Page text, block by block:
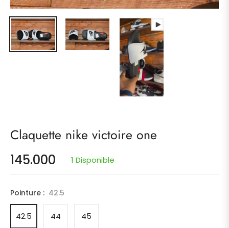
Claquette nike victoire one
Prix
habituel
145.000 1 Disponible
Pointure : 42.5
42.5 44 45